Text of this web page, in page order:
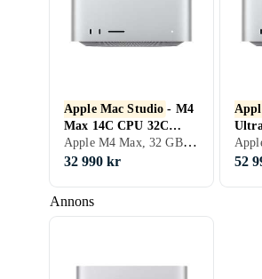
Annons
Apple Mac Studio - M4
Max 14C CPU 32C
GPU 36GB RAM
512GB SSD
Apple M4 Max, 32 GB, Mac
32 990 kr
SSD
52